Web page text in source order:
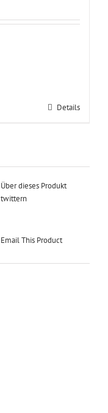
Details
Über dieses Produkt
twittern
Email This Product